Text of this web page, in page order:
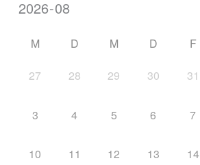
M D M D F
27 28 29 30 31
3 4 5 6 7
10 11 12 13 14